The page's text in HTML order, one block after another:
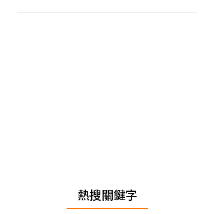
幕Switch遊戲區
熱搜關鍵字